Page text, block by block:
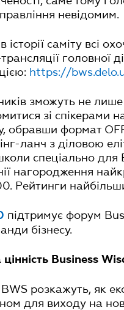
невідомим.
історії саміту всі
головної
https://
зможуть не лише
зі спікерами
обравши формат
ланч з діловою
спеціально
нагородження
Рейтинги
підтримує форум
бізнесу.
цінність Business
розкажуть, як
для виходу на